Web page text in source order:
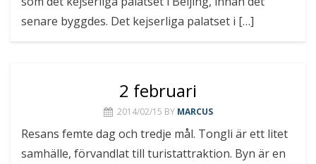
senare byggdes. Det kejserliga palatset i […]
2 februari
2014/02/15 BY MARCUS
Resans femte dag och tredje mål. Tongli är ett litet
samhälle, förvandlat till turistattraktion. Byn är en